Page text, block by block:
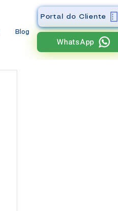
Blog
Portal do Cliente
WhatsApp